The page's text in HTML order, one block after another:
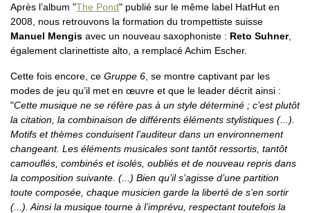
Après l’album "The Pond" publié sur le même label HatHut en
2008, nous retrouvons la formation du trompettiste suisse
Manuel Mengis avec un nouveau saxophoniste : Reto Suhner,
également clarinettiste alto, a remplacé Achim Escher.
Cette fois encore, ce Gruppe 6 , se montre captivant par les
modes de jeu qu’il met en œuvre et que le leader décrit ainsi :
"Cette musique ne se réfère pas à un style déterminé ; c’est plutôt
la citation, la combinaison de différents éléments stylistiques (...).
Motifs et thèmes conduisent l’auditeur dans un environnement
changeant. Les éléments musicales sont tantôt ressortis, tantôt
camouflés, combinés et isolés, oubliés et de nouveau repris dans
la composition suivante. (...) Bien qu’il s’agisse d’une partition
toute composée, chaque musicien garde la liberté de s’en sortir
(...). Ainsi la musique tourne à l’imprévu, respectant toutefois la